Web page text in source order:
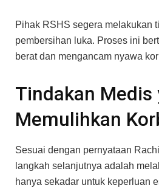
Pihak RSHS segera melakukan
pembersihan luka. Proses ini
berat dan mengancam nyawa
Tindakan Medis
Memulihkan
Sesuai dengan pernyataan
langkah selanjutnya adalah
hanya sekadar untuk keperluan